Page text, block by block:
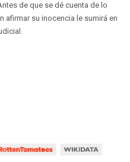
de que se dé cuenta de lo
afirmar su inocencia le sumirá en